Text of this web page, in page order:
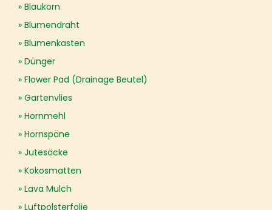
Blaukorn
Blumendraht
Blumenkasten
Dünger
Flower Pad (Drainage Beutel)
Gartenvlies
Hornmehl
Hornspäne
Jutesäcke
Kokosmatten
Lava Mulch
Luftpolsterfolie